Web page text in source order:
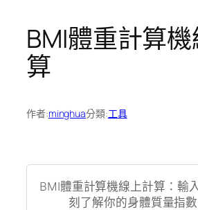
BMI體重計算
算
作者:minghua分類:工具
BMI體重計算機線上計算：輸
刻了解你的身體質量指數